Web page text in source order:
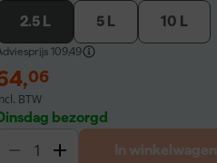
2.5 L 5 L 10 L
109,49
,06
BTW
bezorgd
In winkelwagen